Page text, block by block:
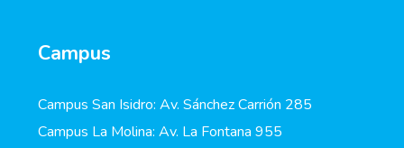
Campus
Campus San Isidro: Av. Sánchez Carrión 285
Campus La Molina: Av. La Fontana 955